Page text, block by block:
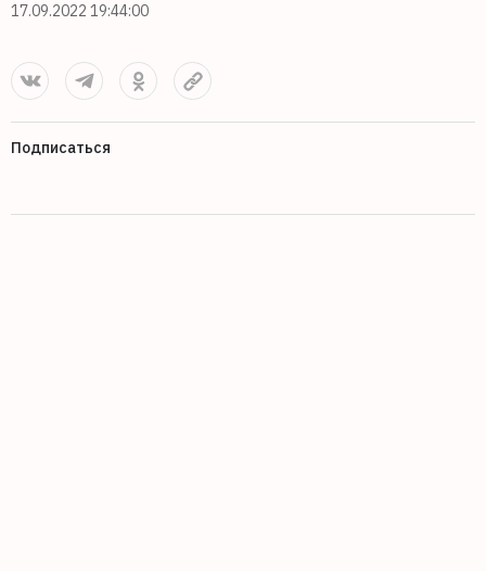
17.09.2022 19:44:00
Подписаться